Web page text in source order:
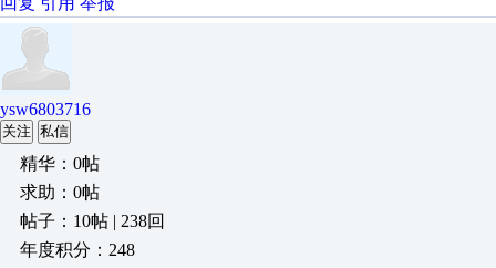
ysw6803716
关注 私信
精华：0帖
求助：0帖
帖子：10帖 | 238回
年度积分：248